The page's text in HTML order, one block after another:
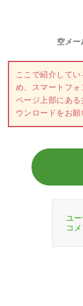
空メー
ここで紹介して
め、スマートフォ
ページ上部にあ
ウンロードをお願
ユ
コメ